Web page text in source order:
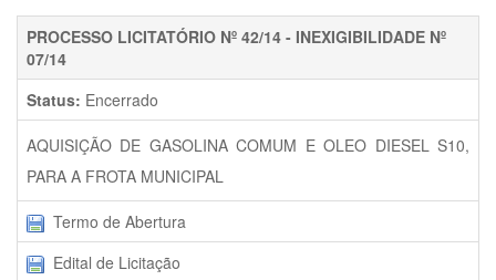
PROCESSO LICITATÓRIO Nº 42/14 - INEXIGIBILIDADE Nº
07/14
Status: Encerrado
AQUISIÇÃO DE GASOLINA COMUM E OLEO DIESEL S10,
PARA A FROTA MUNICIPAL
Termo de Abertura
Edital de Licitação